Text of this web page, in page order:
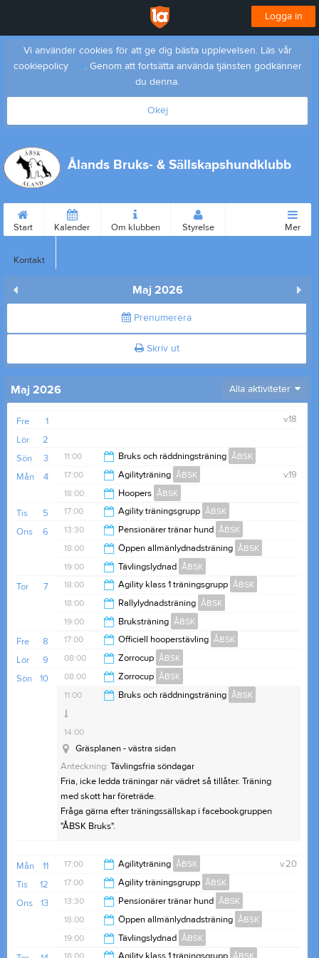
Logga in
Vi använder cookies för att ge dig bästa upplevelsen. Läs vår
cookiepolicy
. Genom att fortsätta använda tjänsten godkänner
du denna.
Okej
Ålands Bruks- & Sällskapshundklubb
Start Kalender Om klubben Styrelse
Kontakt
Mer
Maj 2026
Prenumerera
Skriv ut
Maj 2026 Alla aktiviteter
1
Fre
v.18
2
Lör
3
Sön 11:00 Bruks och räddningsträning ÅBSK
14:00
4
Mån v.19
17:00 Agilityträning ÅBSK
20:00
18:00 Hoopers ÅBSK
21:00
5
Tis 17:00 Agility träningsgrupp ÅBSK
21:00
6
Ons 13:30 Pensionärer tränar hund ÅBSK
15:00
18:00 Öppen allmänlydnadsträning ÅBSK
19:00
19:00 Tävlingslydnad ÅBSK
21:00
7
Tor 18:00 Agility klass 1 träningsgrupp ÅBSK
20:00
18:00 Rallylydnadsträning ÅBSK
20:00
19:00 Bruksträning ÅBSK
21:00
8
Fre 17:00 Officiell hooperstävling ÅBSK
21:00
9
Lör 08:00 Zorrocup ÅBSK
21:00
10
Sön 08:00 Zorrocup ÅBSK
13:00
Konstgräs + gräsplan
11:00 Bruks och räddningsträning ÅBSK
14:00
Gräsplanen - västra sidan
Anteckning: Tävlingsfria söndagar
Fria, icke ledda träningar när vädret så tillåter. Träning
med skott har företräde.
Fråga gärna efter träningssällskap i facebookgruppen
"ÅBSK Bruks".
11
Mån v.20
17:00 Agilityträning ÅBSK
20:00
12
Tis 17:00 Agility träningsgrupp ÅBSK
21:00
13
Ons 13:30 Pensionärer tränar hund ÅBSK
15:00
18:00 Öppen allmänlydnadsträning ÅBSK
19:00
19:00 Tävlingslydnad ÅBSK